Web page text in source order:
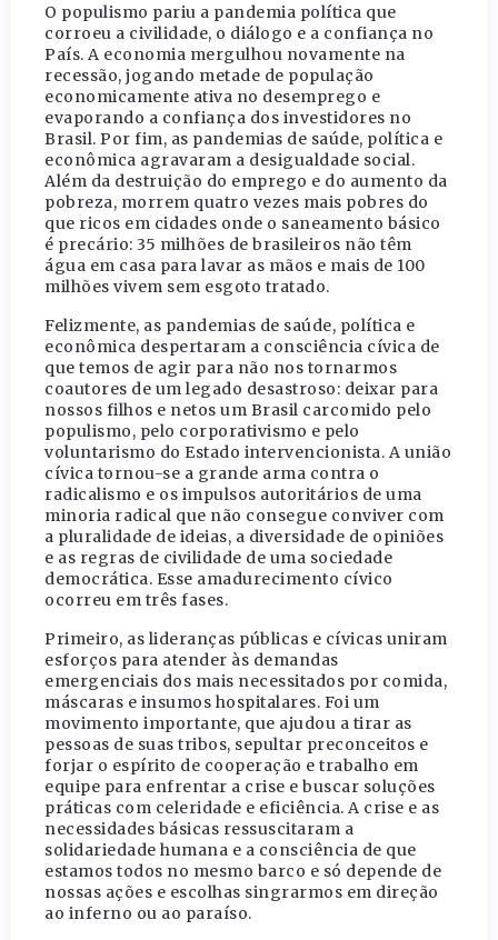
O populismo pariu a pandemia política que
corroeu a civilidade, o diálogo e a confiança no
País. A economia mergulhou novamente na
recessão, jogando metade de população
economicamente ativa no desemprego e
evaporando a confiança dos investidores no
Brasil. Por fim, as pandemias de saúde, política e
econômica agravaram a desigualdade social.
Além da destruição do emprego e do aumento da
pobreza, morrem quatro vezes mais pobres do
que ricos em cidades onde o saneamento básico
é precário: 35 milhões de brasileiros não têm
água em casa para lavar as mãos e mais de 100
milhões vivem sem esgoto tratado.
Felizmente, as pandemias de saúde, política e
econômica despertaram a consciência cívica de
que temos de agir para não nos tornarmos
coautores de um legado desastroso: deixar para
nossos filhos e netos um Brasil carcomido pelo
populismo, pelo corporativismo e pelo
voluntarismo do Estado intervencionista. A união
cívica tornou-se a grande arma contra o
radicalismo e os impulsos autoritários de uma
minoria radical que não consegue conviver com
a pluralidade de ideias, a diversidade de opiniões
e as regras de civilidade de uma sociedade
democrática. Esse amadurecimento cívico
ocorreu em três fases.
Primeiro, as lideranças públicas e cívicas uniram
esforços para atender às demandas
emergenciais dos mais necessitados por comida,
máscaras e insumos hospitalares. Foi um
movimento importante, que ajudou a tirar as
pessoas de suas tribos, sepultar preconceitos e
forjar o espírito de cooperação e trabalho em
equipe para enfrentar a crise e buscar soluções
práticas com celeridade e eficiência. A crise e as
necessidades básicas ressuscitaram a
solidariedade humana e a consciência de que
estamos todos no mesmo barco e só depende de
nossas ações e escolhas singrarmos em direção
ao inferno ou ao paraíso.